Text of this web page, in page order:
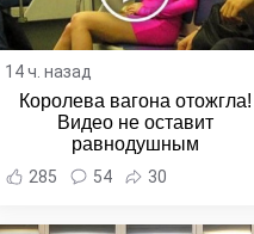
14 ч. назад
Королева вагона отожгла!
Видео не оставит
равнодушным
285 54 30